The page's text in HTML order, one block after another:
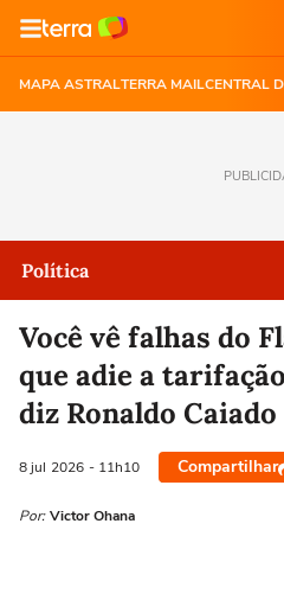
MAPA ASTRALTERRA MAILCENTRAL
Política
Você vê falhas do
que adie a
diz Ronaldo Caiado
8 jul 2026 - 11h10 Compartilhar
Por: Victor Ohana